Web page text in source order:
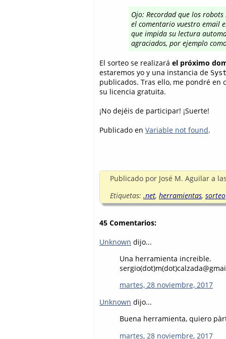
Ojo: Recordad que los robots
el comentario vuestro email
que impida su lectura
agraciados, por ejemplo como
El sorteo se realizará el próximo
estaremos yo y una instancia de
publicados. Tras ello, me pondré
su licencia gratuita.
¡No dejéis de participar! ¡Suerte!
Publicado en Variable not found.
Publicado por José M. Aguilar a
Etiquetas: .net, herramientas, sorteo
45 Comentarios:
Unknown dijo...
Una herramienta increible.
martes, 28 noviembre, 2017
Unknown dijo...
Buena herramienta, quiero
martes, 28 noviembre, 2017